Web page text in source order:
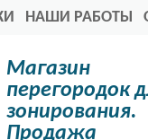
НАШИ РАБОТЫ
Магазин
перегородок
зонирования.
Продажа